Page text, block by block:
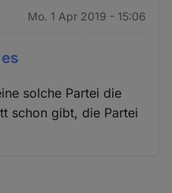
Mo. 1 Apr 2019 - 15:06
solche Partei die
schon gibt, die Partei